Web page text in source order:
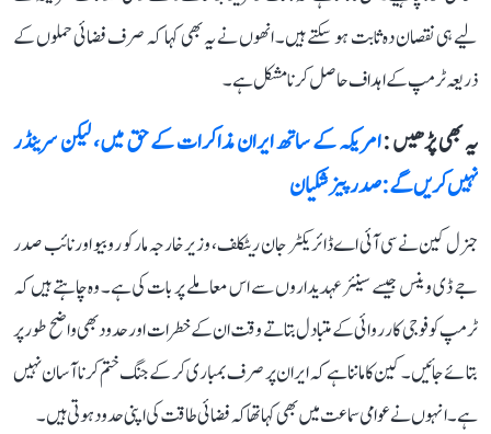
لیے ہی نقصان دہ ثابت ہو سکتے ہیں۔ انھوں نے یہ بھی کہا کہ صرف فضائی حملوں کے
ذریعہ ٹرمپ کے اہداف حاصل کرنا مشکل ہے۔
یہ بھی پڑھیں :امریکہ کے ساتھ ایران مذاکرات کے حق میں، لیکن سرینڈر
نہیں کریں گے: صدر پیزشکیان
جنرل کین نے سی آئی اے ڈائریکٹر جان ریٹکلف، وزیر خارجہ مارکو روبیو اور نائب صدر
جے ڈی وینس جیسے سینئر عہدیداروں سے اس معاملے پر بات کی ہے۔ وہ چاہتے ہیں کہ
ٹرمپ کو فوجی کارروائی کے متبادل بتاتے وقت ان کے خطرات اور حدود بھی واضح طور پر
بتائے جائیں۔ کین کا ماننا ہے کہ ایران پر صرف بمباری کر کے جنگ ختم کرنا آسان نہیں
ہے۔ انہوں نے عوامی سماعت میں بھی کہا تھا کہ فضائی طاقت کی اپنی حدود ہوتی ہیں۔